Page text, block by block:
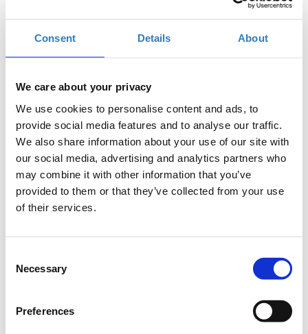
Consent Details About
We care about your privacy
We use cookies to personalise content and ads, to
provide social media features and to analyse our traffic.
We also share information about your use of our site with
our social media, advertising and analytics partners who
may combine it with other information that you’ve
provided to them or that they’ve collected from your use
of their services.
Selection
Necessary
Preferences
Προσθήκη στο ημερολόγιό σας
Προεγγραφή | 10.00 -
12.00
Η περίοδος εγγραφών έχει
λήξει.
14.00
Η περίοδος εγγραφών έχει
λήξει.
Προεγγραφή | 14.00 -
16.00
Η περίοδος εγγραφών έχει
λήξει.